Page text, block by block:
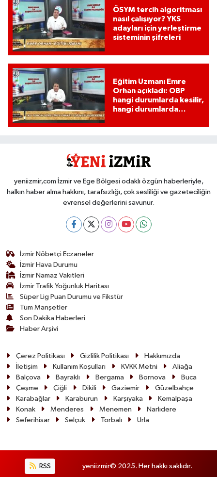
ÖSYM tercih algoritması
nasıl çalışıyor? YKS
adayları için yerleştirme
sisteminin şifreleri
Eğitim Uzmanı Emre
Orhan açıkladı: OBP
hangi durumlarda kesilir,
hangi durumlarda
yeniizmir,com İzmir ve Ege Bölgesi odaklı özgün haberleriyle,
halkın haber alma hakkını, tarafsızlığı, çok sesliliği ve gazeteciliğin
evrensel değerlerini savunur.
İzmir Nöbetçi Eczaneler
İzmir Hava Durumu
İzmir Namaz Vakitleri
İzmir Trafik Yoğunluk Haritası
Süper Lig Puan Durumu ve Fikstür
Tüm Manşetler
Son Dakika Haberleri
Haber Arşivi
Çerez Politikası Gizlilik Politikası
Hakkımızda
İletişim
Kullanım Koşulları KVKK Metni
Aliağa
Balçova
Bayraklı Bergama Bornova
Buca
Çeşme
Çiğli Dikili Gaziemir
Güzelbahçe
Karabağlar
Karaburun Karşıyaka
Kemalpaşa
Konak
Menderes Menemen
Narlıdere
Seferihisar
Selçuk Torbalı Urla
RSS yeniizmir© 2025. Her hakkı saklıdır.